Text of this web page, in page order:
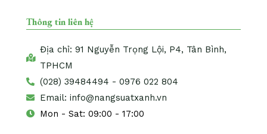
Thông tin liên hệ
Địa chỉ: 91 Nguyễn Trọng Lội, P4, Tân Bình,
TPHCM
(028) 39484494 - 0976 022 804
Email: info@nangsuatxanh.vn
Mon - Sat: 09:00 - 17:00